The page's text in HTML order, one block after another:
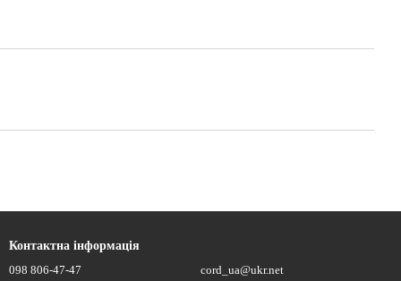
Контактна інформація
098 806-47-47
cord_ua@ukr.net